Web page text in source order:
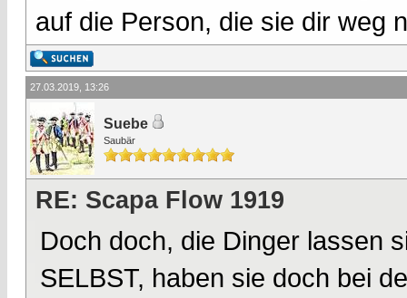
auf die Person, die sie dir weg
27.03.2019, 13:26
Suebe
Saubär
RE: Scapa Flow 1919
Doch doch, die Dinger lassen
SELBST, haben sie doch bei